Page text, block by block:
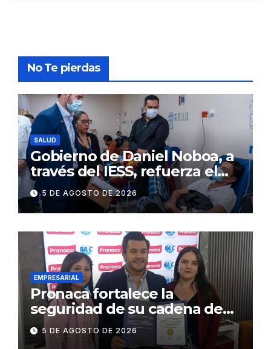
No Te pierdas
SALUD
Gobierno de Daniel Noboa, a
través del IESS, refuerza el
abastecimiento de insulina
en 86 establecimientos de
salud
5 DE AGOSTO DE 2026
EMPRESARIAL
Pronaca fortalece la
seguridad de su cadena de
suministro con certificación
BASC en dos plantas
5 DE AGOSTO DE 2026